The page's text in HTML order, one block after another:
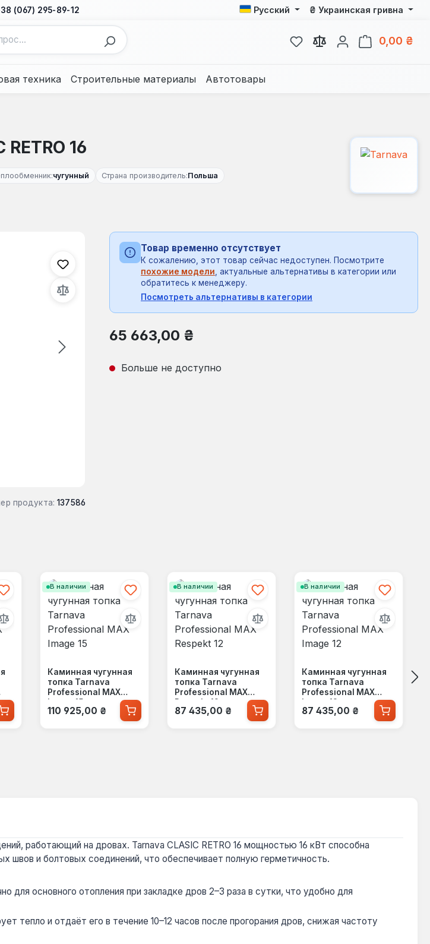
(067) 295-89-12 Русский ₴ Украинская гривна
У вас есть товары из
0,00 ₴
техника Строительные материалы Автотовары
16
чугунный Страна производитель:Польша
продукта: 137586
Товар временно отсутствует
К сожалению, этот товар сейчас недоступен. Посмотрите
похожие модели , актуальные альтернативы в категории или
обратитесь к менеджеру.
Посмотреть альтернативы в категории
Обычная цена:
65 663,00 ₴
Больше не доступно
В наличии
Каминная чугунная
топка Tarnava
Professional MAX
Image 15
Обычная цена:
110 925,00 ₴
В наличии
Каминная чугунная
топка Tarnava
Professional MAX
Respekt 12
Обычная цена:
87 435,00 ₴
В наличии
Каминная чугунная
топка Tarnava
Professional MAX
Image 12
Обычная цена:
87 435,00 ₴
работающий на дровах. Tarnava CLASIC RETRO 16 мощностью 16 кВт способна
швов и болтовых соединений, что обеспечивает полную герметичность.
основного отопления при закладке дров 2–3 раза в сутки, что удобно для
тепло и отдаёт его в течение 10–12 часов после прогорания дров, снижая частоту